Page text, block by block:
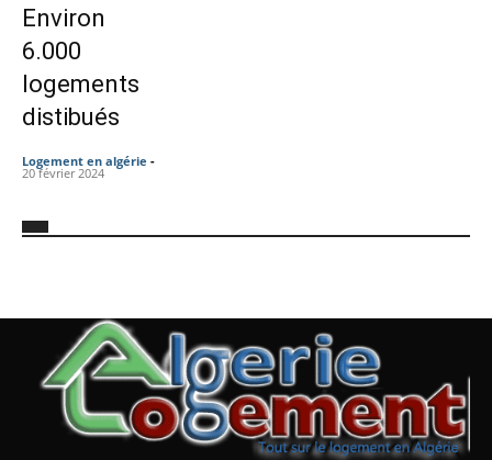
Environ
6.000
logements
distibués
Logement en algérie -
20 février 2024